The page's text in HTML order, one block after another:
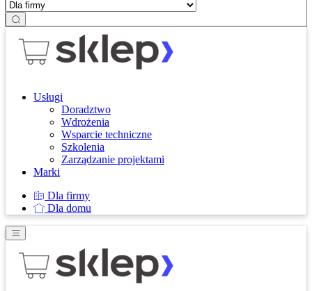
Usługi
Doradztwo
Wdrożenia
Wsparcie techniczne
Szkolenia
Zarządzanie projektami
Marki
Dla firmy
Dla domu